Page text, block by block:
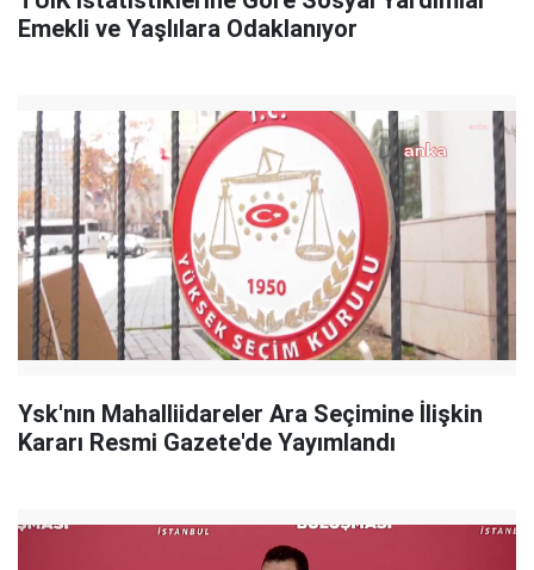
Emekli ve Yaşlılara Odaklanıyor
Ysk'nın Mahalliidareler Ara Seçimine İlişkin
Kararı Resmi Gazete'de Yayımlandı